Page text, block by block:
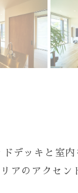
デッキと室内
アのアクセン